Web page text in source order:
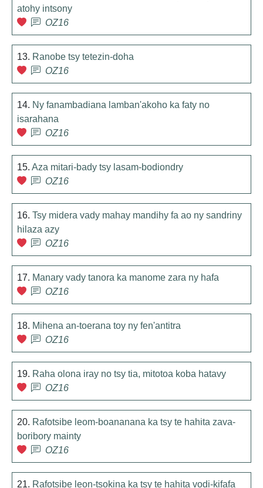
atohy intsony
OZ16
13. Ranobe tsy tetezin-doha
OZ16
14. Ny fanambadiana lamban'akoho ka faty no
isarahana
OZ16
15. Aza mitari-bady tsy lasam-bodiondry
OZ16
16. Tsy midera vady mahay mandihy fa ao ny sandriny
hilaza azy
OZ16
17. Manary vady tanora ka manome zara ny hafa
OZ16
18. Mihena an-toerana toy ny fen'antitra
OZ16
19. Raha olona iray no tsy tia, mitotoa koba hatavy
OZ16
20. Rafotsibe leom-boananana ka tsy te hahita zava-
boribory mainty
OZ16
21. Rafotsibe leon-tsokina ka tsy te hahita vodi-kifafa